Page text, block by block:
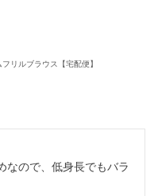
リルブラウス【宅配便】
なので、低身長でもバラ